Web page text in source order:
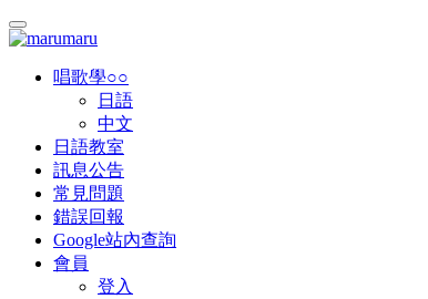
唱歌學○○
日語
中文
日語教室
訊息公告
常見問題
錯誤回報
Google站內查詢
會員
登入